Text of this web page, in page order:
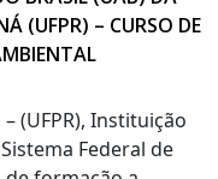
(UFPR) – CURSO DE
(UFPR), Instituição
Federal de